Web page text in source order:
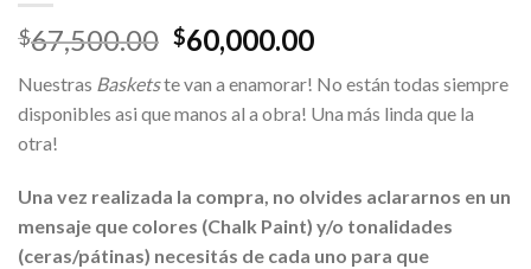
$67,500.00 El
precio
original
era:
$60,000.00El
actual
es:
Nuestras Basketste van a enamorar! No están todas siempre
disponibles asi que manos al a obra! Una más linda que la
otra!
Una vez realizada la compra, no olvides aclararnos en un
mensaje que colores (Chalk Paint) y/o tonalidades
(ceras/pátinas) necesitás de cada uno para que